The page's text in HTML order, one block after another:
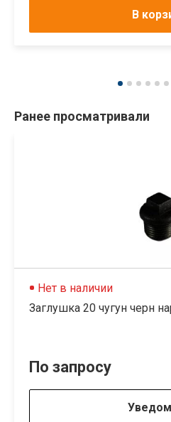
В
Ранее просматривали
Нет в наличии
Заглушка 20 чугун черн
По запросу